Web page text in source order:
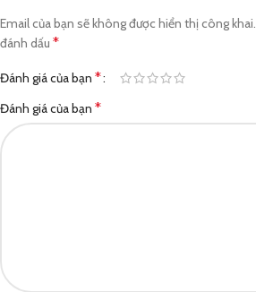
Email của bạn sẽ không được hiển thị công khai.
đánh dấu *
Đánh giá của bạn *
Đánh giá của bạn *